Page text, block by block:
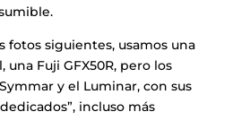
fotos siguientes, usamos una
una Fuji GFX50R, pero los
y el Luminar, con sus
incluso más